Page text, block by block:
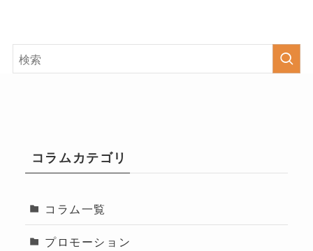
コラムカテゴリ
コラム一覧
プロモーション